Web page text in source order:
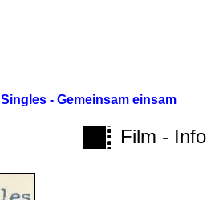
Singles - Gemeinsam einsam
Film - Info